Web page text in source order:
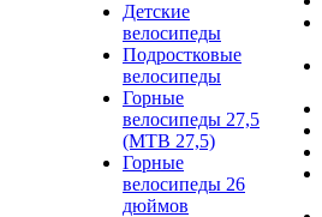
Детские
велосипеды
Подростковые
велосипеды
Горные
велосипеды 27,5
(MTB 27,5)
Горные
велосипеды 26
дюймов